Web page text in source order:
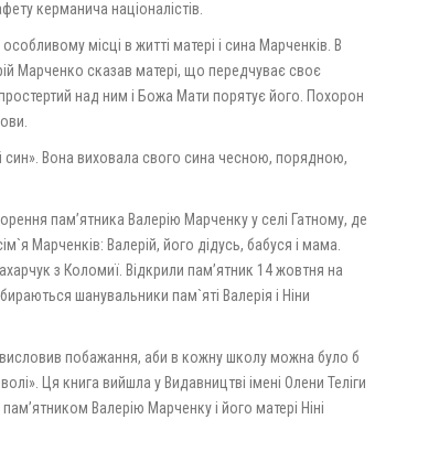
керманича націоналістів.
місці в житті матері і сина Марченків. В
Марченко сказав матері, що передчуває своє
над ним і Божа Мати порятує його. Похорон
син». Вона виховала свого сина чесною, порядною,
пам’ятника Валерію Марченку у селі Гатному, де
Марченків: Валерій, його дідусь, бабуся і мама.
з Коломиї. Відкрили пам’ятник 14 жовтня на
шанувальники пам`яті Валерія і Ніни
висловив побажання, аби в кожну школу можна було б
Ця книга вийшла у Видавництві імені Олени Теліги
Валерію Марченку і його матері Ніні